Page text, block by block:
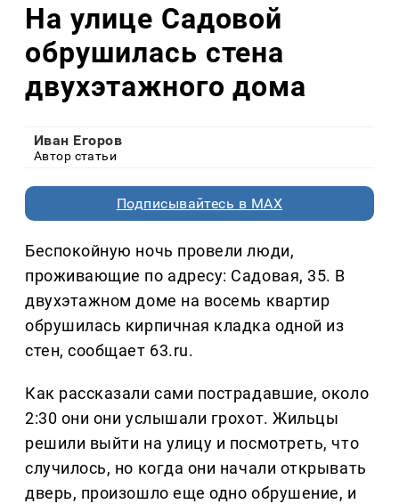
На улице Садовой
обрушилась стена
двухэтажного дома
Иван Егоров
Автор статьи
Подписывайтесь в MAX
Беспокойную ночь провели люди,
проживающие по адресу: Садовая, 35. В
двухэтажном доме на восемь квартир
обрушилась кирпичная кладка одной из
стен, сообщает 63.ru.
Как рассказали сами пострадавшие, около
2:30 они они услышали грохот. Жильцы
решили выйти на улицу и посмотреть, что
случилось, но когда они начали открывать
дверь, произошло еще одно обрушение, и